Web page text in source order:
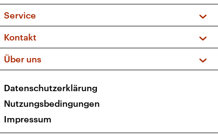
Sendungen und Podcasts
Musikliste
Kakadu – Das Kinderprogramm
Frequenzen (UKW + DAB+)
Service
FAQ
Apps
Newsletter
Veranstaltungen
Kontakt
Social Media
Über uns
Presse
Karriere
Transparenz
Datenschutzerklärung
Nutzungsbedingungen
Impressum